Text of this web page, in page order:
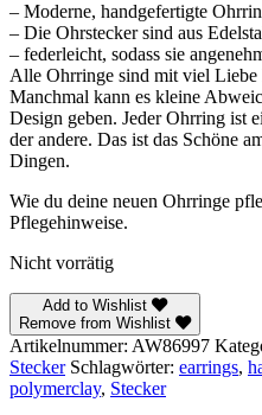
– Moderne, handgefertigte
– Die Ohrstecker sind aus
– federleicht, sodass sie
Alle Ohrringe sind mit viel Liebe
Manchmal kann es kleine
Design geben. Jeder Ohrring ist
der andere. Das ist das Schöne
Dingen.
Wie du deine neuen Ohrringe
Pflegehinweise.
Nicht vorrätig
Add to Wishlist
Remove from Wishlist
Artikelnummer: AW86997
Stecker Schlagwörter: earrings,
polymerclay, Stecker